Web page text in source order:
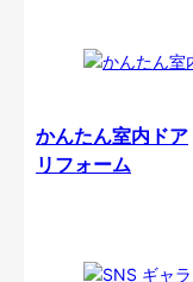
かんたん室内ドア
リフォーム